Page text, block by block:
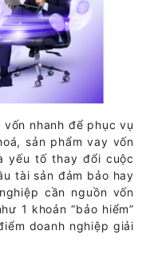
nhanh để phục vụ
sản phẩm vay vốn
yếu tố thay đổi cuộc
tài sản đảm bảo hay
cần nguồn vốn
1 khoản “bảo hiểm”
doanh nghiệp giải